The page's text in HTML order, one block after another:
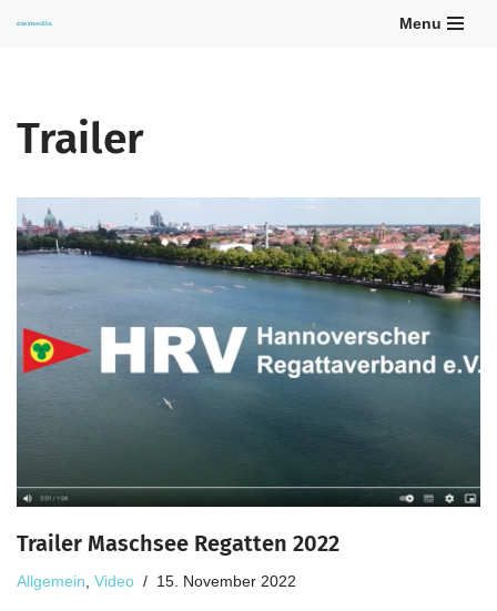
Menu
Trailer
Trailer Maschsee Regatten 2022
Allgemein Video 15. November 2022